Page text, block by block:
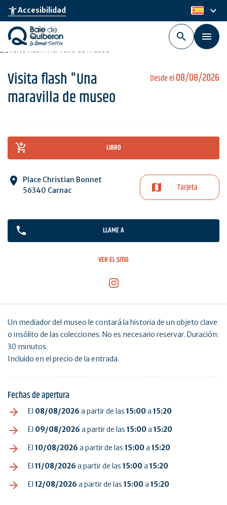
Skip
main
content
accessibility_newAccesibilidad es
keyboard_arrow_down
Desde el08/08/2026
Visita flash "Una
maravilla de museo
LIBRO
Place Christian Bonnet
56340 Carnac
Tarjeta
LLAME A
VER EL SITIO
Un mediador del museo le contará la historia de un objeto clave
o insólito de las colecciones. No es necesario reservar. Duración:
30 minutos.
Incluido en el precio de la entrada.
Fechas de apertura
El 08/08/2026 a partir de las 15:00a 15:20
El 09/08/2026 a partir de las 15:00a 15:20
El 10/08/2026 a partir de las 15:00a 15:20
El 11/08/2026 a partir de las 15:00a 15:20
El 12/08/2026 a partir de las 15:00a 15:20